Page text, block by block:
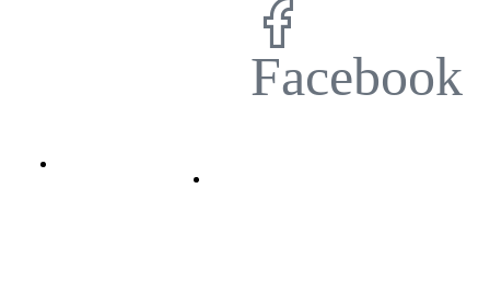
Facebook